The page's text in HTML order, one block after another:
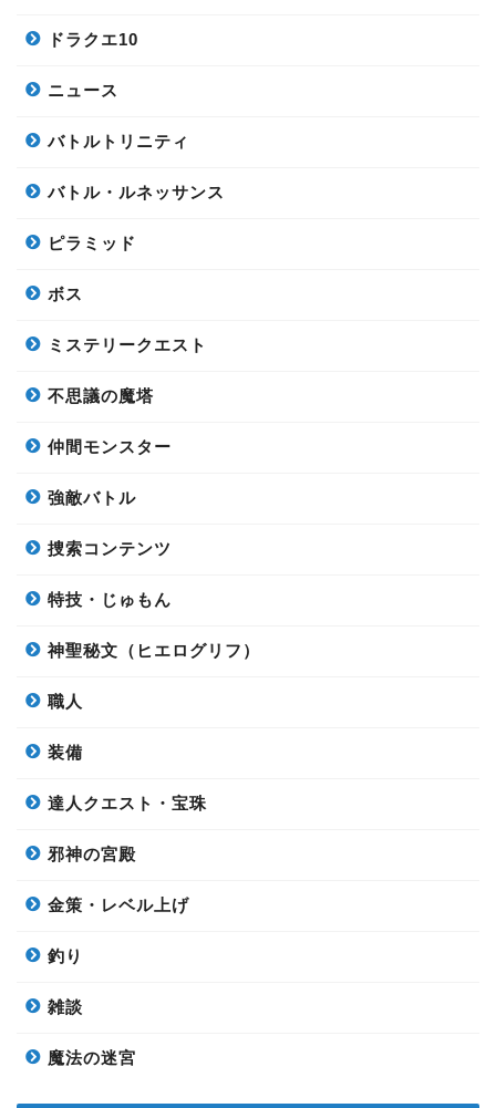
ドラクエ10
ニュース
バトルトリニティ
バトル・ルネッサンス
ピラミッド
ボス
ミステリークエスト
不思議の魔塔
仲間モンスター
強敵バトル
捜索コンテンツ
特技・じゅもん
神聖秘文（ヒエログリフ）
職人
装備
達人クエスト・宝珠
邪神の宮殿
金策・レベル上げ
釣り
雑談
魔法の迷宮